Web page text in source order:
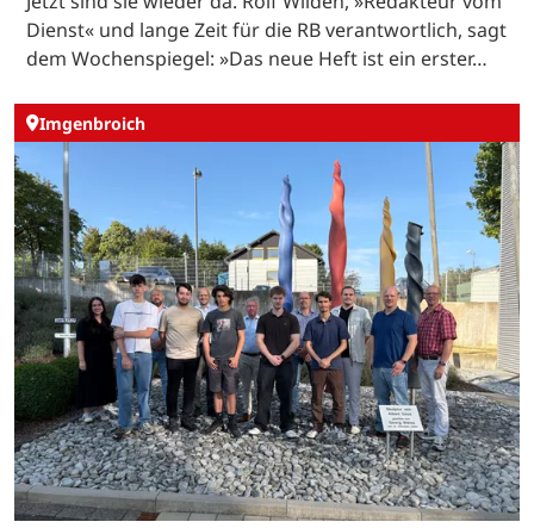
Dienst« und lange Zeit für die RB verantwortlich, sagt
dem Wochenspiegel: »Das neue Heft ist ein erster…
Imgenbroich